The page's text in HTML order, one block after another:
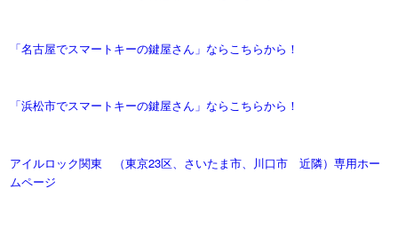
「名古屋でスマートキーの鍵屋さん」ならこちらから！
「浜松市でスマートキーの鍵屋さん」ならこちらから！
アイルロック関東 （東京23区、さいたま市、川口市 近隣）専用ホー
ムページ